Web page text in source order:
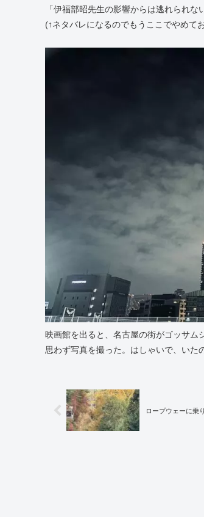
「伊福部昭先生の影響からは逃れられな
(↑ネタバレになるのでもうここでやめて
映画館を出ると、名古屋の街がゴッサム
思わず写真を撮った。はしゃいで、いた
ロープウェーに乗